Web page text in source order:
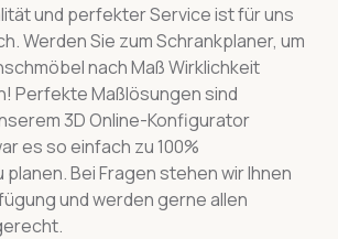
und perfekter Service ist für uns
Werden Sie zum Schrankplaner, um
nach Maß Wirklichkeit
Perfekte Maßlösungen sind
3D Online-Konfigurator
es so einfach zu 100%
Bei Fragen stehen wir Ihnen
und werden gerne allen